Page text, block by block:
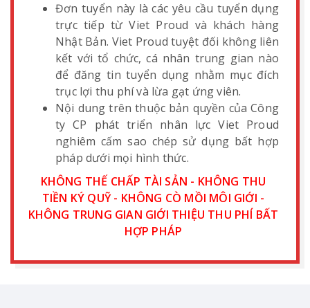
Đơn tuyển này là các yêu cầu tuyển dụng
trực tiếp từ Viet Proud và khách hàng
Nhật Bản. Viet Proud tuyệt đối không liên
kết với tổ chức, cá nhân trung gian nào
để đăng tin tuyển dụng nhằm mục đích
trục lợi thu phí và lừa gạt ứng viên.
Nội dung trên thuộc bản quyền của Công
ty CP phát triển nhân lực Viet Proud
nghiêm cấm sao chép sử dụng bất hợp
pháp dưới mọi hình thức.
KHÔNG THẾ CHẤP TÀI SẢN - KHÔNG THU
TIỀN KÝ QUỸ - KHÔNG CÒ MỒI MÔI GIỚI -
KHÔNG TRUNG GIAN GIỚI THIỆU THU PHÍ BẤT
HỢP PHÁP